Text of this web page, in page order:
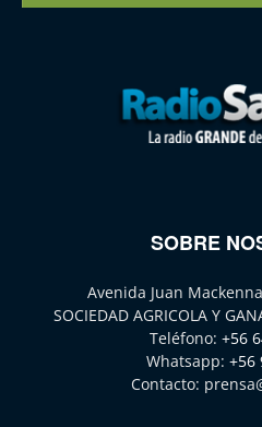
SOBRE
Avenida Juan
SOCIEDAD AGRICOLA Y
Teléfono: +56
Whatsapp: +56
Contacto: